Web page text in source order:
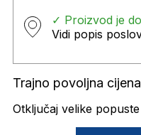
✓ Proizvod je
Vidi popis
Trajno povoljna
Otključaj velike